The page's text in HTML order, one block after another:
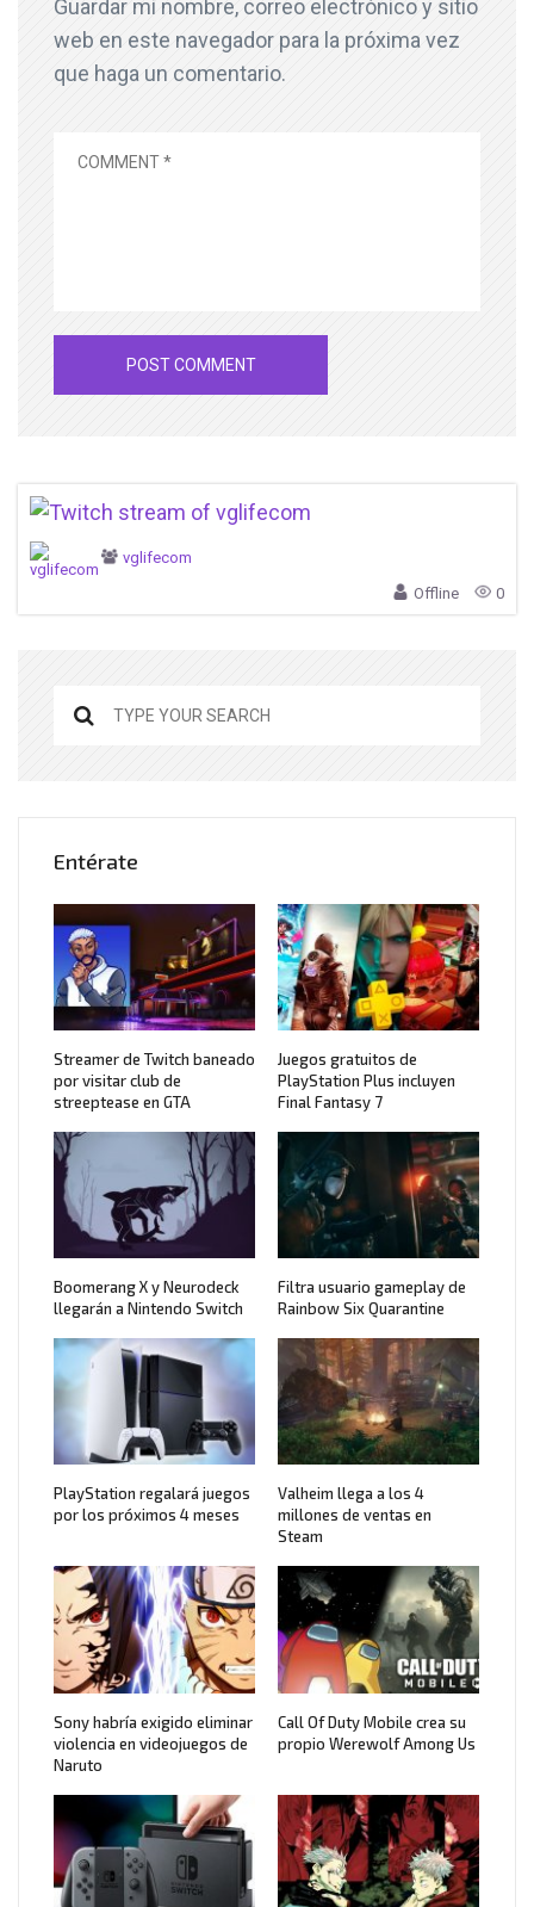
Guardar mi nombre, correo electrónico y sitio
web en este navegador para la próxima vez
que haga un comentario.
vglifecom
Offline 0
Entérate
Streamer de Twitch baneado
por visitar club de
streeptease en GTA
Juegos gratuitos de
PlayStation Plus incluyen
Final Fantasy 7
Boomerang X y Neurodeck
llegarán a Nintendo Switch
Filtra usuario gameplay de
Rainbow Six Quarantine
PlayStation regalará juegos
por los próximos 4 meses
Valheim llega a los 4
millones de ventas en
Steam
Sony habría exigido eliminar
violencia en videojuegos de
Naruto
Call Of Duty Mobile crea su
propio Werewolf Among Us